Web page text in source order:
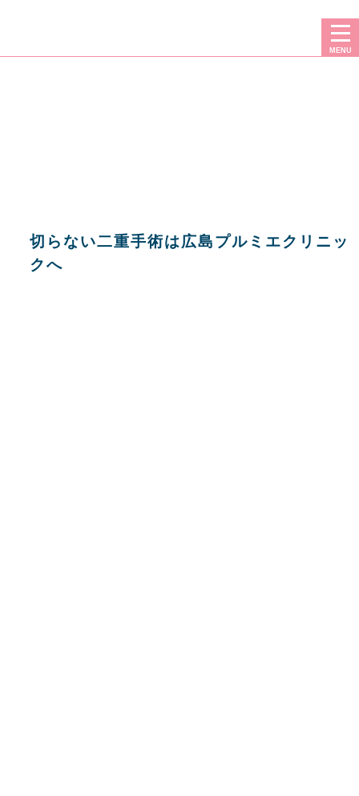
MENU
切らない二重手術は広島プルミエクリニッ
クへ